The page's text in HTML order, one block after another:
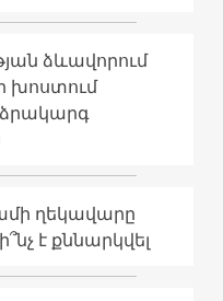
ձևավորում
խոստում
ղեկավարը
է քննարկվել